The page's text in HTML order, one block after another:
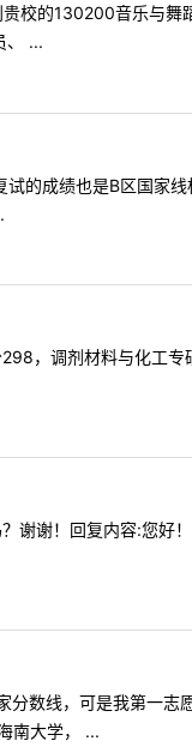
校的130200音乐与舞
、 ...
成绩也是B区国家线
，调剂材料与化工专
谢！回复内容:您好
数线，可是我第一
南大学， ...